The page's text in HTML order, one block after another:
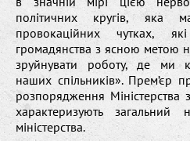
політичних кругів, яка
провокаційних чутках,
громадянства з ясною метою
зруйнувати роботу, де ми
наших спільників». Прем’єр
розпорядження Міністерства
характеризують
міністерства.